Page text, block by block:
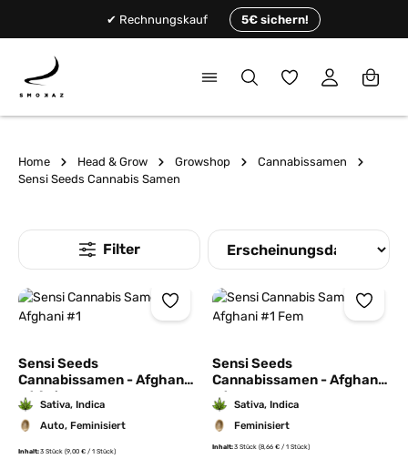
✔ Rechnungskauf 5€ sichern!
Du hast 0
Home Head & Grow Growshop
Cannabissamen
Sensi Seeds Cannabis Samen
Sensi Seeds
Cannabissamen - Afghani
#1 Auto
Sativa, Indica
Auto, Feminisiert
Inhalt:3 Stück (9,00 € / 1 Stück)
Sensi Seeds
Cannabissamen - Afghani
#1
Sativa, Indica
Feminisiert
Inhalt:3 Stück (8,66 € / 1 Stück)